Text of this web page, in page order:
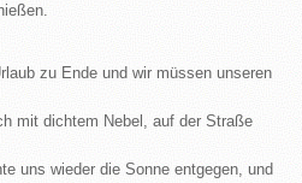
zu Ende und wir müssen unseren
mit dichtem Nebel, auf der Straße
uns wieder die Sonne entgegen, und